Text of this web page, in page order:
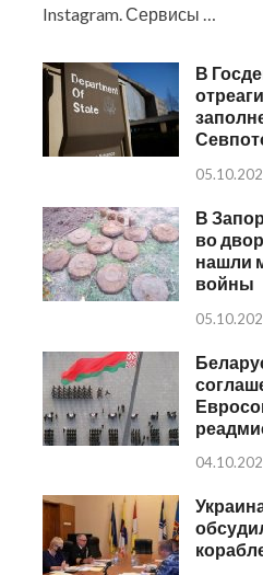
Instagram. Сервисы …
В
В
во
нашли
войны